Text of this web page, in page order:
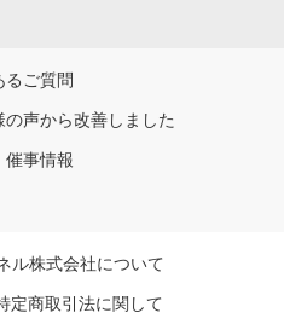
るご質問
の声から改善しました
催事情報
ル株式会社について
定商取引法に関して